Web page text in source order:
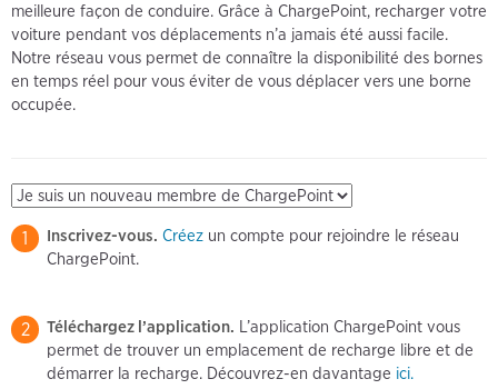
meilleure façon de conduire. Grâce à ChargePoint, recharger votre
voiture pendant vos déplacements n’a jamais été aussi facile.
Notre réseau vous permet de connaître la disponibilité des bornes
en temps réel pour vous éviter de vous déplacer vers une borne
occupée.
1 Inscrivez-vous. Créez un compte pour rejoindre le réseau
ChargePoint.
2 Téléchargez l’application. L’application ChargePoint vous
permet de trouver un emplacement de recharge libre et de
démarrer la recharge. Découvrez-en davantage ici.